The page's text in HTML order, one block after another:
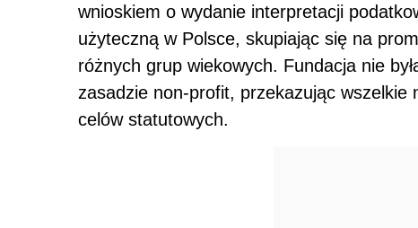
wnioskiem o wydanie interpretacji
użyteczną w Polsce, skupiając się na
różnych grup wiekowych. Fundacja nie
zasadzie non-profit, przekazując wszelkie
celów statutowych.